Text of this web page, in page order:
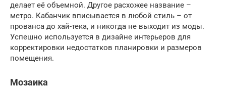
делает её объемной. Другое расхожее название –
метро. Кабанчик вписывается в любой стиль – от
прованса до хай-тека, и никогда не выходит из моды.
Успешно используется в дизайне интерьеров для
корректировки недостатков планировки и размеров
помещения.
Мозаика